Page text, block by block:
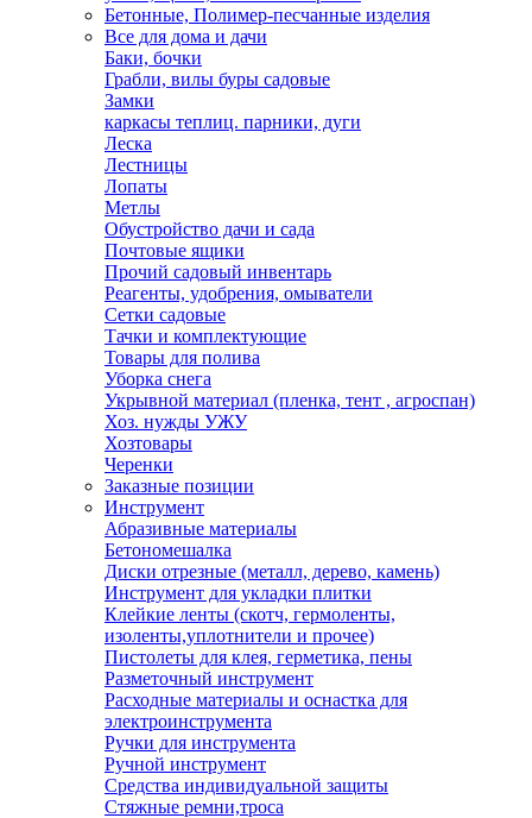
Бетонные, Полимер-песчанные изделия
Все для дома и дачи
Баки, бочки
Грабли, вилы буры садовые
Замки
каркасы теплиц. парники, дуги
Леска
Лестницы
Лопаты
Метлы
Обустройство дачи и сада
Почтовые ящики
Прочий садовый инвентарь
Реагенты, удобрения, омыватели
Сетки садовые
Тачки и комплектующие
Товары для полива
Уборка снега
Укрывной материал (пленка, тент , агроспан)
Хоз. нужды УЖУ
Хозтовары
Черенки
Заказные позиции
Инструмент
Абразивные материалы
Бетономешалка
Диски отрезные (металл, дерево, камень)
Инструмент для укладки плитки
Клейкие ленты (скотч, гермоленты,
изоленты,уплотнители и прочее)
Пистолеты для клея, герметика, пены
Разметочный инструмент
Расходные материалы и оснастка для
электроинструмента
Ручки для инструмента
Ручной инструмент
Средства индивидуальной защиты
Стяжные ремни,троса